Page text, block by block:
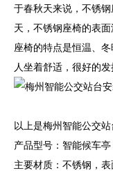
于春秋天来说，不锈
天，不锈钢座椅的表
座椅的特点是恒温、
人坐着舒适，很好的
以上是梅州智能公交
产品型号：智能候车
主要材质：不锈钢，